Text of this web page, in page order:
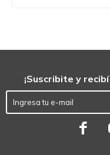
¡Suscribite y
